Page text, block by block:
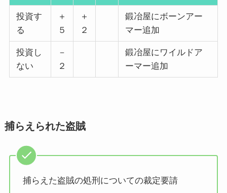
投資す
る
＋
５
＋
２
鍛冶屋にボーンアー
マー追加
投資し
ない
－
２
鍛冶屋にワイルドア
ーマー追加
捕らえられた盗賊
捕らえた盗賊の処刑についての裁定要請